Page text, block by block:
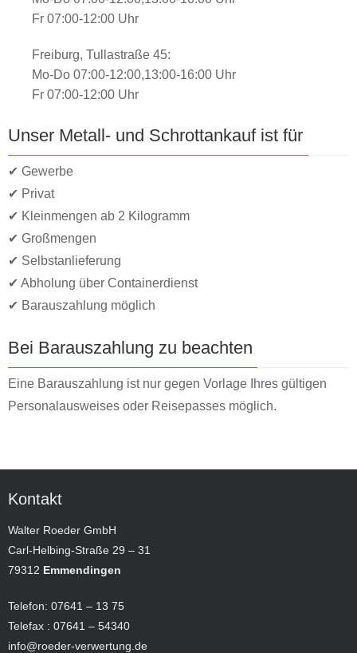
Fr 07:00-12:00 Uhr
Freiburg, Tullastraße 45:
Mo-Do 07:00-12:00,13:00-16:00 Uhr
Fr 07:00-12:00 Uhr
Unser Metall- und Schrottankauf ist für
✔ Gewerbe
✔ Privat
✔ Kleinmengen ab 2 Kilogramm
✔ Großmengen
✔ Selbstanlieferung
✔ Abholung über Containerdienst
✔ Barauszahlung möglich
Bei Barauszahlung zu beachten
Eine Barauszahlung ist nur gegen Vorlage Ihres gültigen
Personalausweises oder Reisepasses möglich.
Kontakt
Walter Roeder GmbH
Carl-Helbing-Straße 29 – 31
79312 Emmendingen
Telefon: 07641 – 13 75
Telefax : 07641 – 54340
info@roeder-verwertung.de